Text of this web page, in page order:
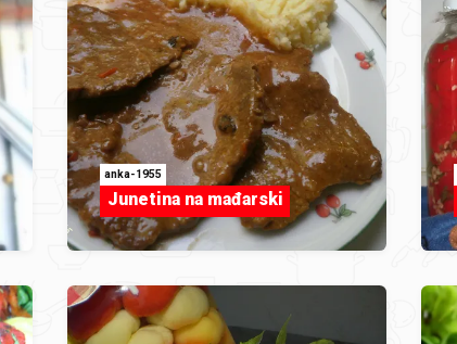
anka-1955
Junetina na mađarski